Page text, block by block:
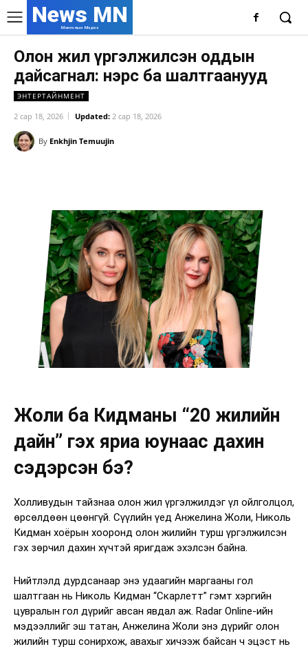
News MN
Монголын Мэдээ
Олон жил үргэлжилсэн оддын
дайсагнал: нэрс ба шалтгаанууд
ЭНТЕРТАЙНМЕНТ
2 сар 18, 2026 Updated: 2 сар 18, 2026
By Enkhjin Temuujin
Жоли ба Кидманы “20 жилийн
дайн” гэх яриа юунаас дахин
сэдэрсэн бэ?
Холливудын тайзнаа олон жил үргэлжилдэг үл ойлголцол,
өрсөлдөөн цөөнгүй. Сүүлийн үед Анжелина Жоли, Николь
Кидман хоёрын хооронд олон жилийн турш үргэлжилсэн
гэх зөрчил дахин хүчтэй яригдаж эхэлсэн байна.
Нийтлэлд дурдсанаар энэ удаагийн маргааны гол
шалтгаан нь Николь Кидман “Скарлетт” гэмт хэргийн
цувралын гол дүрийг авсан явдал аж. Radar Online-ийн
мэдээллийг эш татан, Анжелина Жоли энэ дүрийг олон
жилийн турш сонирхож, авахыг хичээж байсан ч эцэст нь